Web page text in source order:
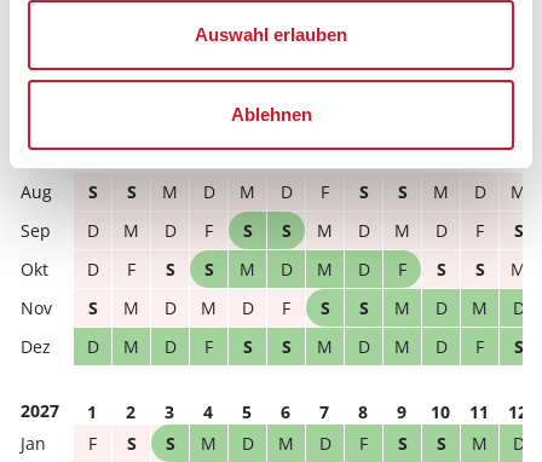
Auswahl erlauben
Ablehnen
S
S M D M D F S S M D
M
D
M D F S S M D M D F
S
D
F S S M D M D F S S
M
S
M D M D F S S M D M
D
D
M D F S S M D M D F S
2027 1 2 3 4 5 6 7 8 9 10 11
12
F
S S M D M D F S S M
D